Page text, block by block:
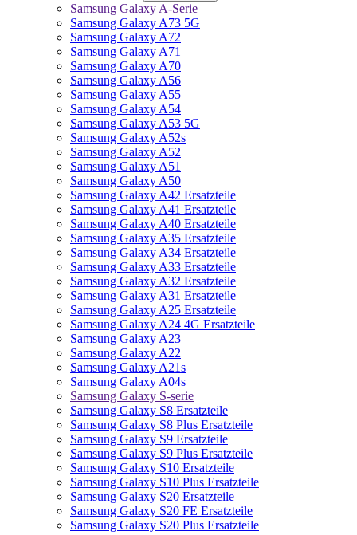
Samsung Galaxy A-Serie
Samsung Galaxy A73 5G
Samsung Galaxy A72
Samsung Galaxy A71
Samsung Galaxy A70
Samsung Galaxy A56
Samsung Galaxy A55
Samsung Galaxy A54
Samsung Galaxy A53 5G
Samsung Galaxy A52s
Samsung Galaxy A52
Samsung Galaxy A51
Samsung Galaxy A50
Samsung Galaxy A42 Ersatzteile
Samsung Galaxy A41 Ersatzteile
Samsung Galaxy A40 Ersatzteile
Samsung Galaxy A35 Ersatzteile
Samsung Galaxy A34 Ersatzteile
Samsung Galaxy A33 Ersatzteile
Samsung Galaxy A32 Ersatzteile
Samsung Galaxy A31 Ersatzteile
Samsung Galaxy A25 Ersatzteile
Samsung Galaxy A24 4G Ersatzteile
Samsung Galaxy A23
Samsung Galaxy A22
Samsung Galaxy A21s
Samsung Galaxy A04s
Samsung Galaxy S-serie
Samsung Galaxy S8 Ersatzteile
Samsung Galaxy S8 Plus Ersatzteile
Samsung Galaxy S9 Ersatzteile
Samsung Galaxy S9 Plus Ersatzteile
Samsung Galaxy S10 Ersatzteile
Samsung Galaxy S10 Plus Ersatzteile
Samsung Galaxy S20 Ersatzteile
Samsung Galaxy S20 FE Ersatzteile
Samsung Galaxy S20 Plus Ersatzteile